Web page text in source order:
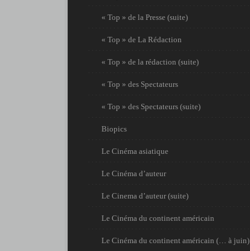
« Top » de la Presse (suite)
« Top » de La Rédaction
« Top » de la rédaction (suite)
« Top » des Spectateurs
« Top » des Spectateurs (suite)
Biopics
Le Cinéma asiatique
Le Cinéma d’auteur
Le Cinema d’auteur (suite)
Le Cinéma du continent américain
Le Cinéma du continent américain (… à juin)